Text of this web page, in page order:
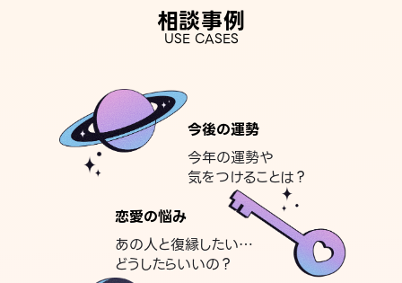
相談事例
USE CASES
今後の運勢
今年の運勢や
気をつけることは？
恋愛の悩み
あの人と復縁したい…
どうしたらいいの？